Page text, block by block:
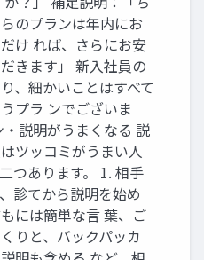
のプランは年内にお
け れば、さらにお安
きます」 新入社員の
、細かいことはすべて
プラ ンでございま
説明がうまくなる 説
ツッコミがうまい人
つあります。 1. 相手
診てから説明を始め
には簡単な言 葉、ご
りと、バックパッカ